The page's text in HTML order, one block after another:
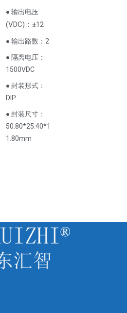
● 输出电压
(VDC) ：±12
● 输出路数：2
● 隔离电压：
1500VDC
● 封装形式：
DIP
● 封装尺寸：
50.80*25.40*1
1.80mm